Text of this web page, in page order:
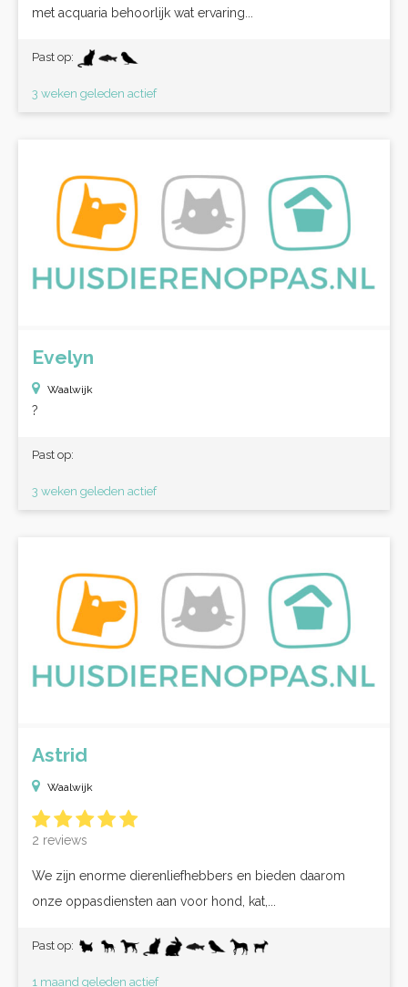
met acquaria behoorlijk wat ervaring...
Past op:
3 weken geleden actief
Evelyn
Waalwijk
?
Past op:
3 weken geleden actief
Astrid
Waalwijk
2 reviews
We zijn enorme dierenliefhebbers en bieden daarom
onze oppasdiensten aan voor hond, kat,...
Past op:
1 maand geleden actief